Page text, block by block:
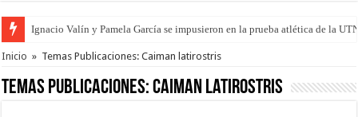
Ignacio Valín y Pamela García se impusieron en la prueba atlética de la
Traigo el litoral en mi canción: 100 años de Aníbal Sampayo
Inicio » Temas Publicaciones: Caiman latirostris
Temas Publicaciones:Caiman latirostris